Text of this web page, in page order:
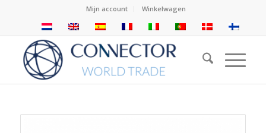
Mijn account Winkelwagen